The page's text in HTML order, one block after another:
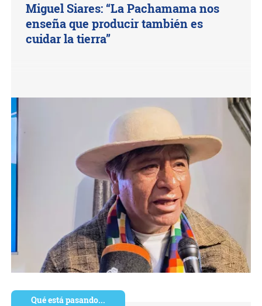
Miguel Siares: “La Pachamama nos
enseña que producir también es
cuidar la tierra”
Qué está pasando...